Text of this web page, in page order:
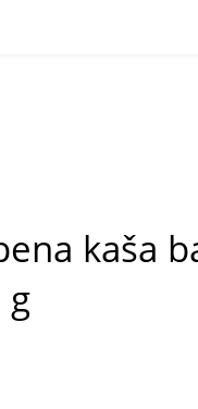
kaša
g